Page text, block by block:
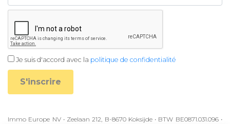
Je suis d'accord avec la politique de confidentialité
S'inscrire
Immo Europe NV • Zeelaan 212, B-8670 Koksijde • BTW BE0871.031.096 •